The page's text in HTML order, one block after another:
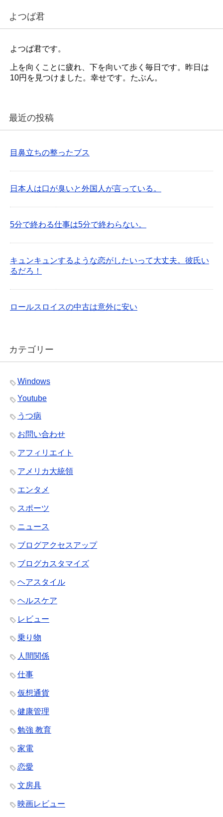
よつば君
よつば君です。
上を向くことに疲れ、下を向いて歩く毎日です。昨日は
10円を見つけました。幸せです。たぶん。
最近の投稿
目鼻立ちの整ったブス
日本人は口が臭いと外国人が言っている。
5分で終わる仕事は5分で終わらない。
キュンキュンするような恋がしたいって大丈夫。彼氏い
るだろ！
ロールスロイスの中古は意外に安い
カテゴリー
Windows
Youtube
うつ病
お問い合わせ
アフィリエイト
アメリカ大統領
エンタメ
スポーツ
ニュース
ブログアクセスアップ
ブログカスタマイズ
ヘアスタイル
ヘルスケア
レビュー
乗り物
人間関係
仕事
仮想通貨
健康管理
勉強 教育
家電
恋愛
文房具
映画レビュー